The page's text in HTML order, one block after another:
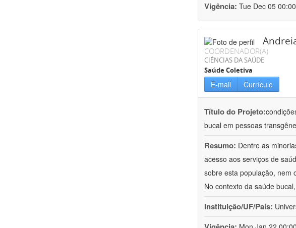
Vigência: Tue Dec 05
COORDENADOR(A)
CIÊNCIAS DA SAÚDE
Saúde Coletiva
E-mail Currículo
Título do Projeto:
bucal em pessoas
Resumo: Dentre as
acesso aos serviços de
sobre esta população, nem
No contexto da saúde
Instituição/UF/País: